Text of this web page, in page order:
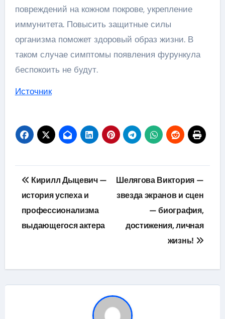
повреждений на кожном покрове, укрепление
иммунитета. Повысить защитные силы
организма поможет здоровый образ жизни. В
таком случае симптомы появления фурункула
беспокоить не будут.
Источник
Навигация
по
записям
Кирилл Дыцевич —
история успеха и
профессионализма
выдающегося актера
Шелягова Виктория —
звезда экранов и сцен
— биография,
достижения, личная
жизнь!